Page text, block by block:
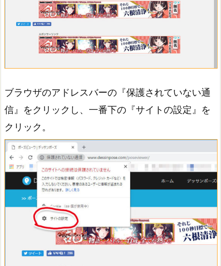
ブラウザのアドレスバーの『保護されていない通
信』をクリックし、一番下の『サイトの設定』を
クリック。